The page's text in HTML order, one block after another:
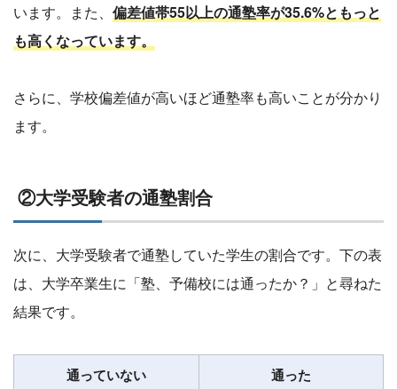
います。また、 偏差値帯55以上の通塾率が35.6%ともっと
も高くなっています。
さらに、学校偏差値が高いほど通塾率も高いことが分かり
ます。
②大学受験者の通塾割合
次に、大学受験者で通塾していた学生の割合です。下の表
は、大学卒業生に「塾、予備校には通ったか？」と尋ねた
結果です。
通っていない 通った